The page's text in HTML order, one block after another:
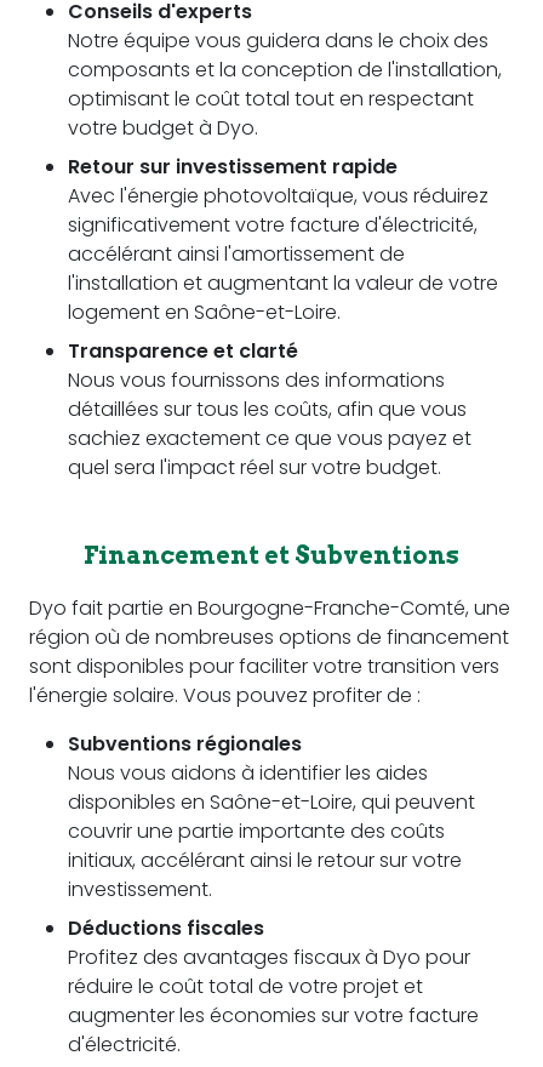
Conseils d'experts
Notre équipe vous guidera dans le choix des
composants et la conception de l'installation,
optimisant le coût total tout en respectant
votre budget à Dyo.
Retour sur investissement rapide
Avec l'énergie photovoltaïque, vous réduirez
significativement votre facture d'électricité,
accélérant ainsi l'amortissement de
l'installation et augmentant la valeur de votre
logement en Saône-et-Loire.
Transparence et clarté
Nous vous fournissons des informations
détaillées sur tous les coûts, afin que vous
sachiez exactement ce que vous payez et
quel sera l'impact réel sur votre budget.
Financement et Subventions
Dyo fait partie en Bourgogne-Franche-Comté, une
région où de nombreuses options de financement
sont disponibles pour faciliter votre transition vers
l'énergie solaire. Vous pouvez profiter de :
Subventions régionales
Nous vous aidons à identifier les aides
disponibles en Saône-et-Loire, qui peuvent
couvrir une partie importante des coûts
initiaux, accélérant ainsi le retour sur votre
investissement.
Déductions fiscales
Profitez des avantages fiscaux à Dyo pour
réduire le coût total de votre projet et
augmenter les économies sur votre facture
d'électricité.